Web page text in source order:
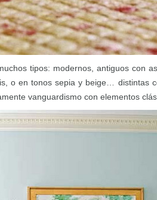
tipos: modernos, antiguos con
o en tonos sepia y beige… distintas
vanguardismo con elementos